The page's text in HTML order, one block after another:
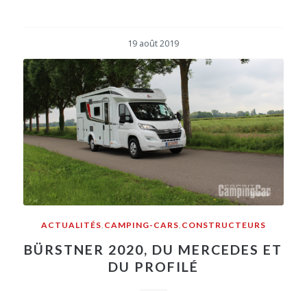
19 août 2019
ACTUALITÉS, CAMPING-CARS, CONSTRUCTEURS
BÜRSTNER 2020, DU MERCEDES ET
DU PROFILÉ